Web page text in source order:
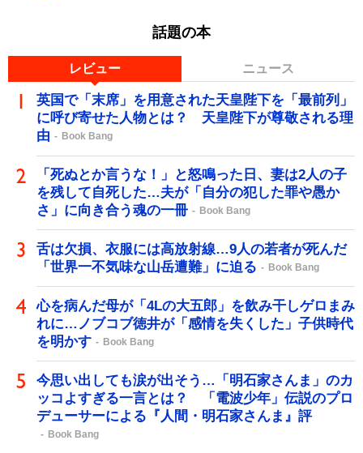
話題の本
レビュー ニュース
英国で「末席」を用意された天皇陛下を「最前列」
に呼び寄せた人物とは？ 天皇陛下が尊敬される理
由
Book Bang
「死ぬとか言うな！」と怒鳴った日、妻は2人の子
を残して自死した…夫が「自分の犯した罪や愚か
さ」に向き合う魂の一冊
Book Bang
舌は欠損、衣服には高放射線…9人の若者が死んだ
「世界一不気味な山岳遭難」に迫る
Book Bang
心を病んだ母が「4Lの大五郎」を飲み干しゲロまみ
れに…ノブコブ徳井が「感情を失くした」子供時代
を明かす
Book Bang
今思い出しても涙が出そう…「明石家さんま」のカ
ッコよすぎる一言とは？ 「電波少年」伝説のプロ
デューサーによる『人間・明石家さんま』評
Book Bang